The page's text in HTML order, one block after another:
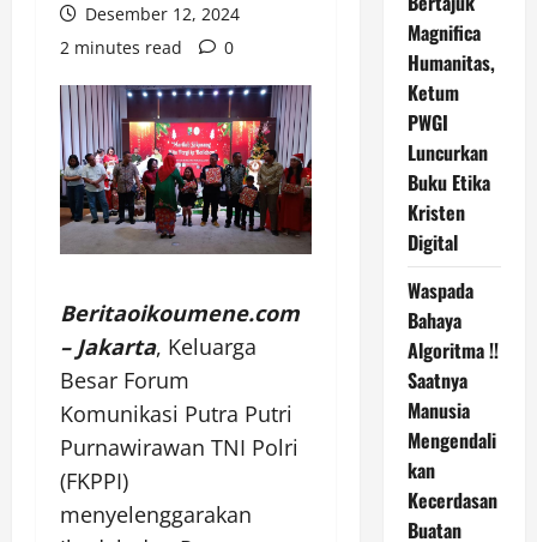
Desember 12, 2024
2 minutes read
0
Beritaoikoumene.com
– Jakarta, Keluarga
Besar Forum
Komunikasi Putra Putri
Purnawirawan TNI Polri
(FKPPI)
menyelenggarakan
Magnifica
Humanitas,
Ketum
PWGI
Luncurkan
Buku Etika
Kristen
Digital
Waspada
Bahaya
Algoritma !!
Saatnya
Manusia
Mengendali
kan
Kecerdasan
Buatan